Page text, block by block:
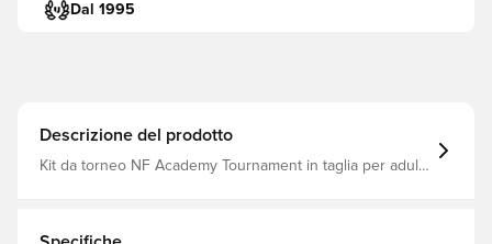
Dal 1995
Descrizione del prodotto
Kit da torneo NF Academy Tournament in taglia per adulti.
aggiunge il kit al carrello.